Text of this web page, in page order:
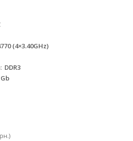
(4×3.40GHz)
DDR3
)